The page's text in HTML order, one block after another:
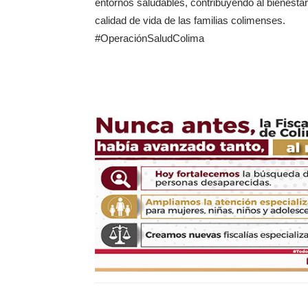
entornos saludables, contribuyendo al
calidad de vida de las familias colimenses.
#OperaciónSaludColima